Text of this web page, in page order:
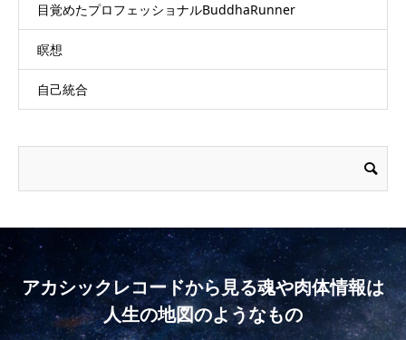
目覚めたプロフェッショナルBuddhaRunner
瞑想
自己統合
アカシックレコードから見る魂や肉体情報は
人生の地図のようなもの